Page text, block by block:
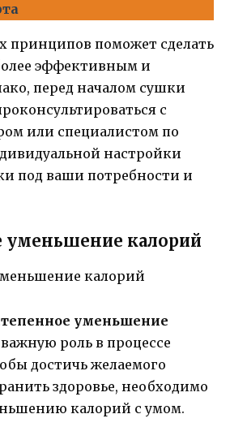
принципов поможет сделать
эффективным и
перед началом сушки
с
или специалистом по
настройки
под ваши потребности и
уменьшение калорий
уменьшение
роль в процессе
достичь желаемого
здоровье, необходимо
калорий с умом.